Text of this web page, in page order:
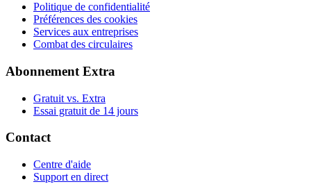
Politique de confidentialité
Préférences des cookies
Services aux entreprises
Combat des circulaires
Abonnement Extra
Gratuit vs. Extra
Essai gratuit de 14 jours
Contact
Centre d'aide
Support en direct